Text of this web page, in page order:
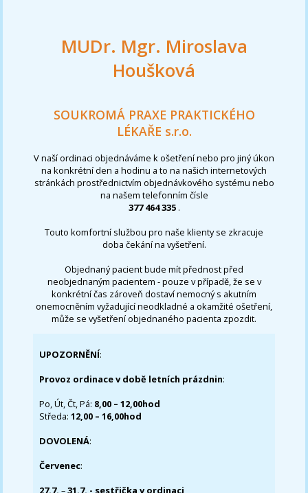
MUDr. Mgr. Miroslava
Houšková
SOUKROMÁ PRAXE PRAKTICKÉHO
LÉKAŘE s.r.o.
V naší ordinaci objednáváme k ošetření nebo pro jiný úkon
na konkrétní den a hodinu a to na našich internetových
stránkách prostřednictvím objednávkového systému nebo
na našem telefonním čísle
377 464 335 .
Touto komfortní službou pro naše klienty se zkracuje
doba čekání na vyšetření.
Objednaný pacient bude mít přednost před
neobjednaným pacientem - pouze v případě, že se v
konkrétní čas zároveň dostaví nemocný s akutním
onemocněním vyžadující neodkladné a okamžité ošetření,
může se vyšetření objednaného pacienta zpozdit.
UPOZORNĚNÍ:
Provoz ordinace v době letních prázdnin:
Po, Út, Čt, Pá: 8,00 – 12,00hod
Středa:12,00 – 16,00hod
DOVOLENÁ:
Červenec:
27.7.–31.7. - sestřička v ordinaci